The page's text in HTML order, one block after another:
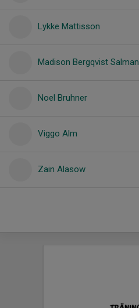
Lykke Mattisson
Madison Bergqvist Salman
Noel Bruhner
Viggo Alm
Zain Alasow